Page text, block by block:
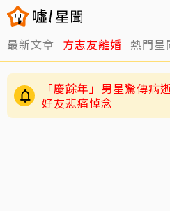
最新文章 方志友離婚 熱門星
「慶餘年」男星驚傳
好友悲痛悼念